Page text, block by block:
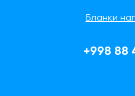
Бланки
+998 88